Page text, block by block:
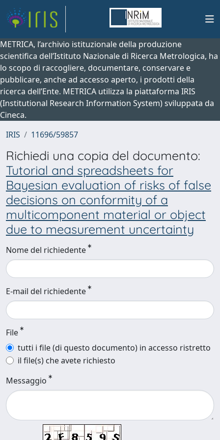
METRICA, l’archivio istituzionale della produzione
scientifica dell’Istituto Nazionale di Ricerca Metrologica, ha
lo scopo di raccogliere, documentare, conservare e
pubblicare, anche ad accesso aperto, i prodotti della
ricerca dell’Ente. METRICA utilizza la piattaforma IRIS
(Institutional Research Information System) sviluppata da
Cineca.
IRIS
11696/59857
Richiedi una copia del documento:
Tutorial and spreadsheets for
Bayesian evaluation of risks of false
decisions on conformity of a
multicomponent material or object
due to measurement uncertainty
Nome del richiedente
E-mail del richiedente
File
tutti i file (di questo documento) in accesso ristretto
il file(s) che avete richiesto
Messaggio